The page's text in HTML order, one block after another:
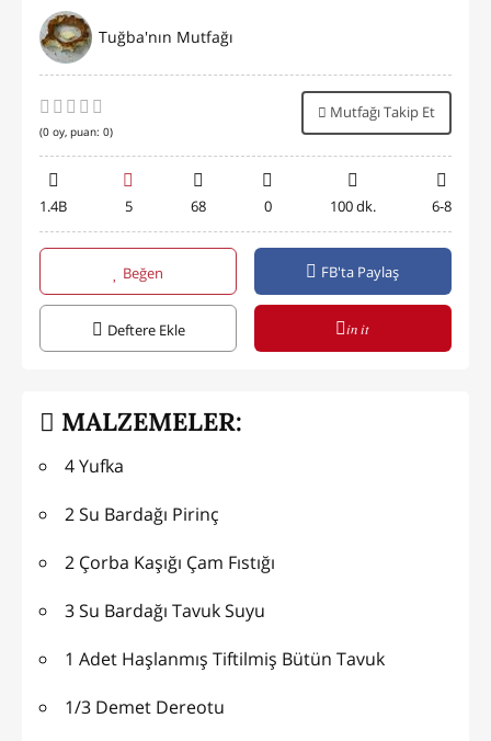
Tuğba'nın Mutfağı
(0 oy, puan: 0)
Mutfağı Takip Et
1.4B 5 68 0 100 dk. 6-8
Beğen FB'ta Paylaş
Deftere Ekle in it
MALZEMELER:
4 Yufka
2 Su Bardağı Pirinç
2 Çorba Kaşığı Çam Fıstığı
3 Su Bardağı Tavuk Suyu
1 Adet Haşlanmış Tiftilmiş Bütün Tavuk
1/3 Demet Dereotu